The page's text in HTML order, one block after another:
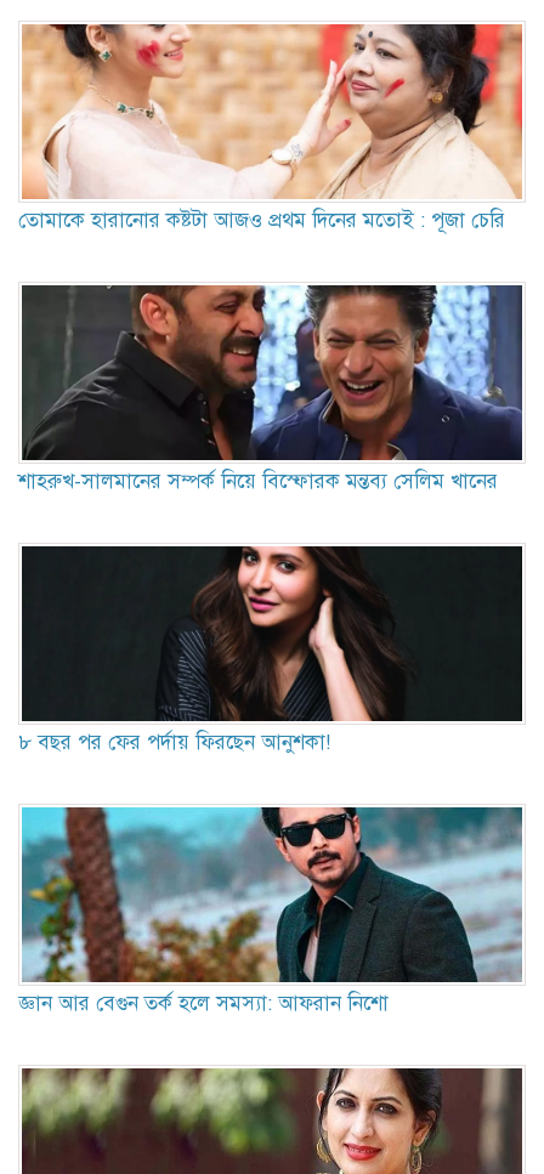
তোমাকে হারানোর কষ্টটা আজও প্রথম দিনের মতোই : পূজা চেরি
শাহরুখ-সালমানের সম্পর্ক নিয়ে বিস্ফোরক মন্তব্য সেলিম খানের
৮ বছর পর ফের পর্দায় ফিরছেন আনুশকা!
জ্ঞান আর বেগুন তর্ক হলে সমস্যা: আফরান নিশো